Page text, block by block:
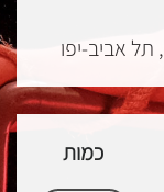
תל אביב-יפו
כמות